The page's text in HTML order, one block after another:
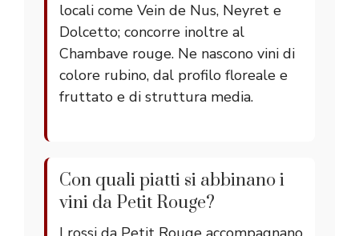
locali come Vein de Nus, Neyret e
Dolcetto; concorre inoltre al
Chambave rouge. Ne nascono vini di
colore rubino, dal profilo floreale e
fruttato e di struttura media.
Con quali piatti si abbinano i
vini da Petit Rouge?